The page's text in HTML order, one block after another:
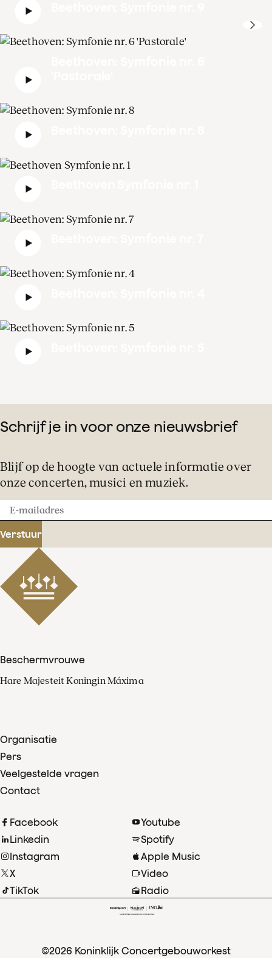
Schrijf je in voor onze nieuwsbrief
Blijf op de hoogte van actuele informatie over
onze concerten, musici en muziek.
E-
mailadres
Verstuur
Beschermvrouwe
Hare Majesteit Koningin Máxima
Organisatie
Pers
Veelgestelde vragen
Contact
Facebook
Linkedin
Instagram
X
TikTok
Youtube
Spotify
Apple Music
Video
Radio
©2026 Koninklijk Concertgebouworkest